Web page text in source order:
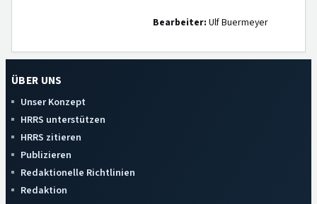
Bearbeiter: Ulf Buermeyer
ÜBER UNS
Unser Konzept
HRRS unterstützen
HRRS zitieren
Publizieren
Redaktionelle Richtlinien
Redaktion